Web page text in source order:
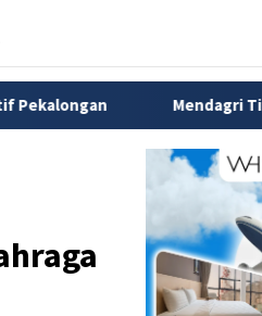
Mendagri Tito Siapkan